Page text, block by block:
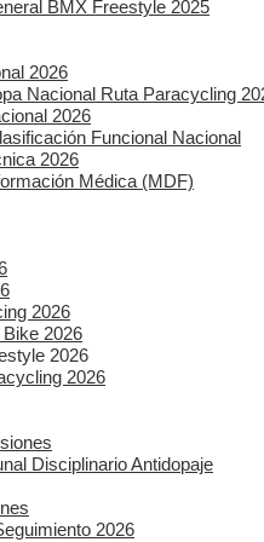
BMX Freestyle 2025
2026
Nacional Ruta Paracycling
2026
Funcional Nacional
2026
Médica (MDF)
2026
2026
2026
2026
Disciplinario Antidopaje
2026